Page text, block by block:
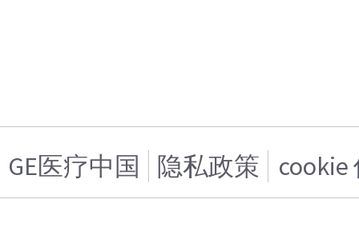
GE医疗中国 隐私政策 cookie